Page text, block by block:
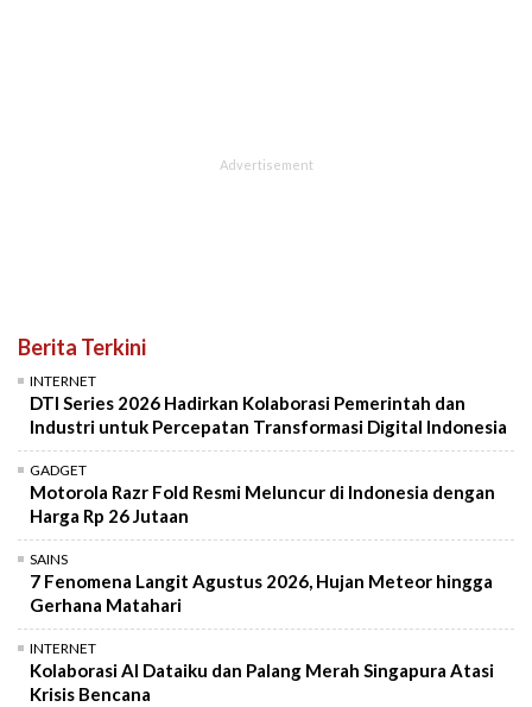
Berita Terkini
INTERNET
DTI Series 2026 Hadirkan Kolaborasi Pemerintah dan
Industri untuk Percepatan Transformasi Digital Indonesia
GADGET
Motorola Razr Fold Resmi Meluncur di Indonesia dengan
Harga Rp 26 Jutaan
SAINS
7 Fenomena Langit Agustus 2026, Hujan Meteor hingga
Gerhana Matahari
INTERNET
Kolaborasi AI Dataiku dan Palang Merah Singapura Atasi
Krisis Bencana